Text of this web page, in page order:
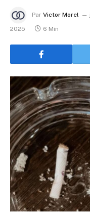
Par Victor Morel
2025
6 Min